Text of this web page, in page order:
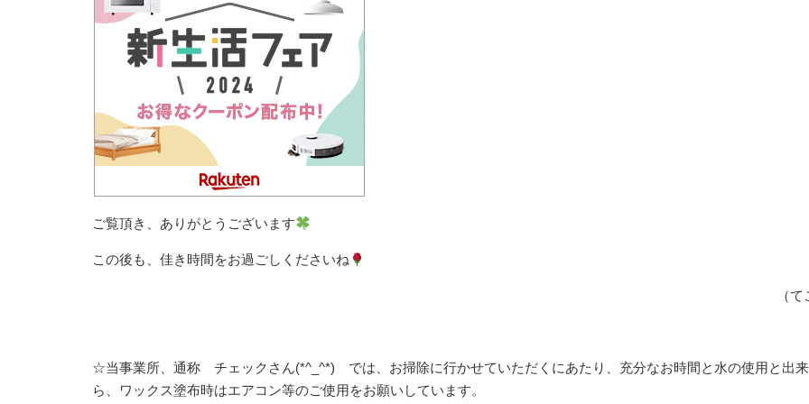
ご覧頂き、ありがとうございます
この後も、佳き時間をお過ごしくださいね
（て
☆当事業所、通称 チェックさん(*^_^*) では、お掃除に行かせていただくにあたり、充分なお時間と水の使用と出
ら、ワックス塗布時はエアコン等のご使用をお願いしています。